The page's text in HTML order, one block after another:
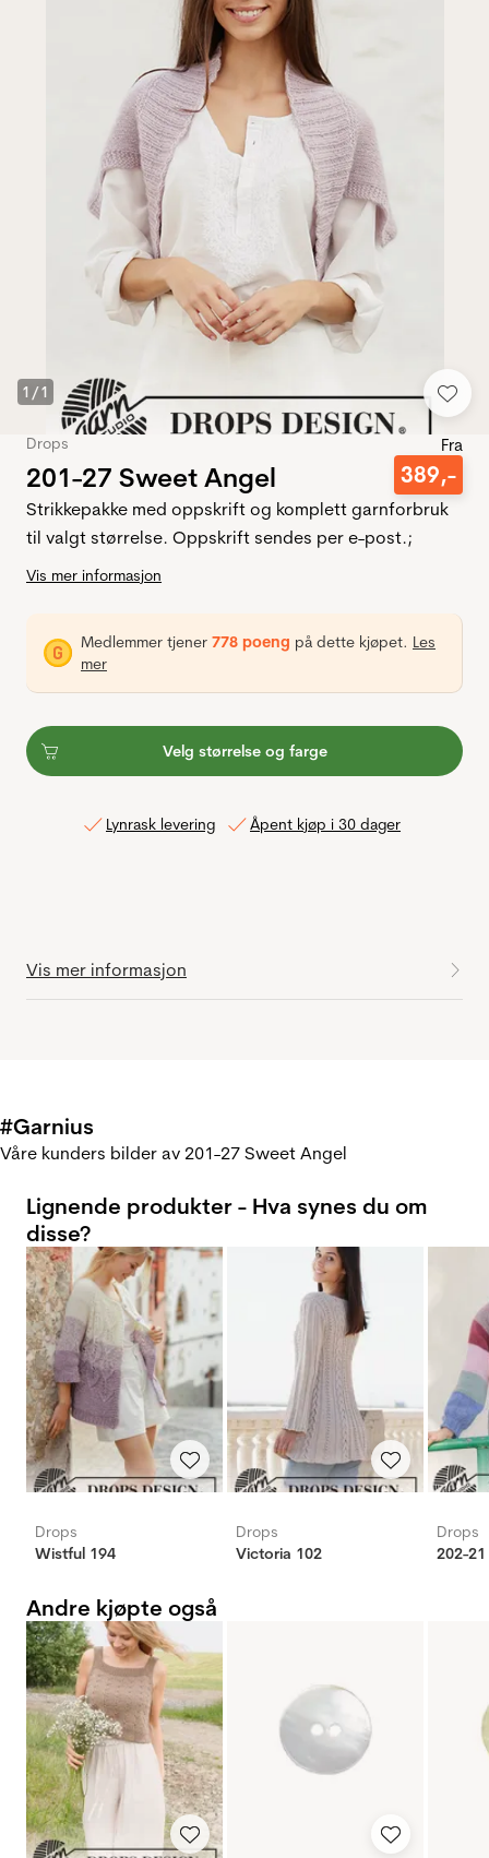
1 /1
Drops
201-27 Sweet Angel
Fra
389,-
Strikkepakke med oppskrift og komplett garnforbruk
til valgt størrelse. Oppskrift sendes per e-post.;
Vis mer informasjon
Medlemmer tjener 778 poeng på dette kjøpet. Les
mer
Velg størrelse og farge
Lynrask levering Åpent kjøp i 30 dager
Vis mer informasjon
#Garnius
Våre kunders bilder av 201-27 Sweet Angel
Lignende produkter - Hva synes du om
disse?
Drops
Wistful 194
Drops
Victoria 102
Drops
Andre kjøpte også